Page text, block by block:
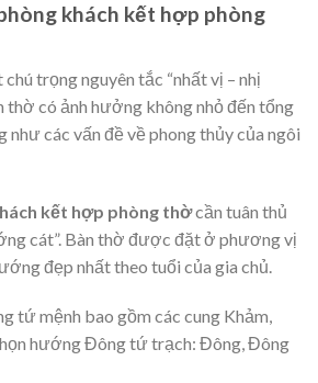
khách kết hợp phòng
trọng nguyên tắc “nhất vị – nhị
thờ có ảnh hưởng không nhỏ đến tổng
như các vấn đề về phong thủy của ngôi
kết hợp phòng thờcần tuân thủ
cát”. Bàn thờ được đặt ở phương vị
đẹp nhất theo tuổi của gia chủ.
tứ mệnh bao gồm các cung Khảm,
hướng Đông tứ trạch: Đông, Đông